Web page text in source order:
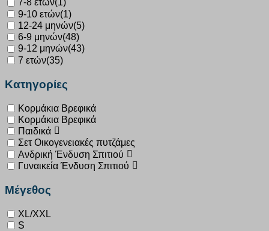
7-8 ετών(1)
9-10 ετών(1)
12-24 μηνών(5)
6-9 μηνών(48)
9-12 μηνών(43)
7 ετών(35)
Κατηγορίες
Κορμάκια Βρεφικά
Κορμάκια Βρεφικά
Παιδικά
Σετ Οικογενειακές πυτζάμες
Ανδρική Ένδυση Σπιτιού
Γυναικεία Ένδυση Σπιτιού
Μέγεθος
XL/XXL
S